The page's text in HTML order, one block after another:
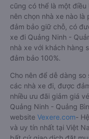
cũng có thể là một
nên chọn nhà xe nào là
đảm bảo giữ chỗ, có
xe đi Quảng Ninh -
nhà xe với khách hàng
đảm bảo 100%.
Cho nên để dễ dàng
các nhà xe đi, được
nhiều ưu đãi giảm giá
Quảng Ninh - Quảng
website Vexere.com-
và uy tín nhất tại Việt